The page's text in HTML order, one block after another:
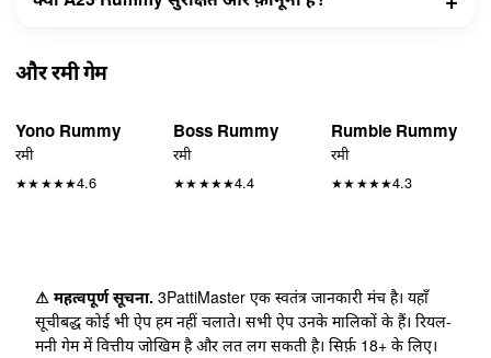
और रमी गेम
Yono Rummy
रमी
★★★★★4.6
Boss Rummy
रमी
★★★★★4.4
Rumble Rummy
रमी
★★★★★4.3
⚠ महत्वपूर्ण सूचना. 3PattiMaster एक स्वतंत्र जानकारी मंच है। यहाँ
सूचीबद्ध कोई भी ऐप हम नहीं चलाते। सभी ऐप उनके मालिकों के हैं। रियल-
मनी गेम में वित्तीय जोखिम है और लत लग सकती है। सिर्फ़ 18+ के लिए।